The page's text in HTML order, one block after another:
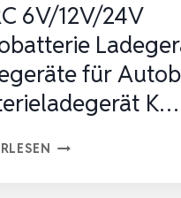
ANDE…
6V/12V/24V
für
K…
HTRC